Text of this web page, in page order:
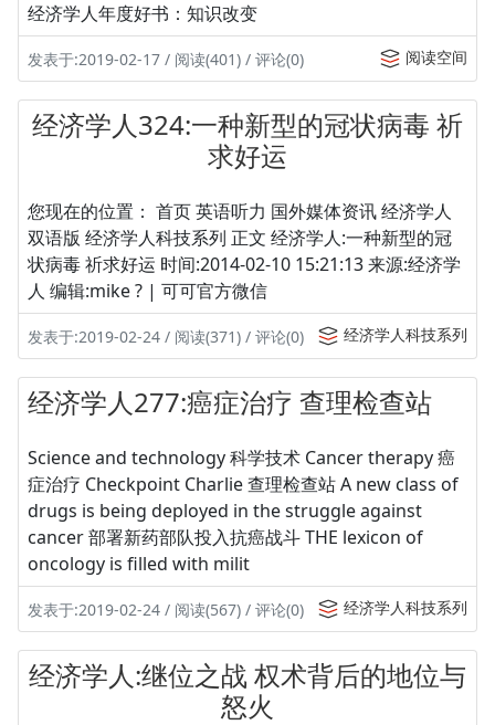
经济学人年度好书：知识改变
发表于:2019-02-17 / 阅读(401) / 评论(0) 阅读空间
经济学人324:一种新型的冠状病毒 祈
求好运
您现在的位置： 首页 英语听力 国外媒体资讯 经济学人
双语版 经济学人科技系列 正文 经济学人:一种新型的冠
状病毒 祈求好运 时间:2014-02-10 15:21:13 来源:经济学
人 编辑:mike ? | 可可官方微信
发表于:2019-02-24 / 阅读(371) / 评论(0) 经济学人科技系列
经济学人277:癌症治疗 查理检查站
Science and technology 科学技术 Cancer therapy 癌
症治疗 Checkpoint Charlie 查理检查站 A new class of
drugs is being deployed in the struggle against
cancer 部署新药部队投入抗癌战斗 THE lexicon of
oncology is filled with milit
发表于:2019-02-24 / 阅读(567) / 评论(0) 经济学人科技系列
经济学人:继位之战 权术背后的地位与
怒火